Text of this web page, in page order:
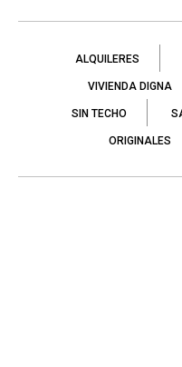
ALQUILERES
VIVIENDA DIGNA
SIN TECHO
ORIGINALES